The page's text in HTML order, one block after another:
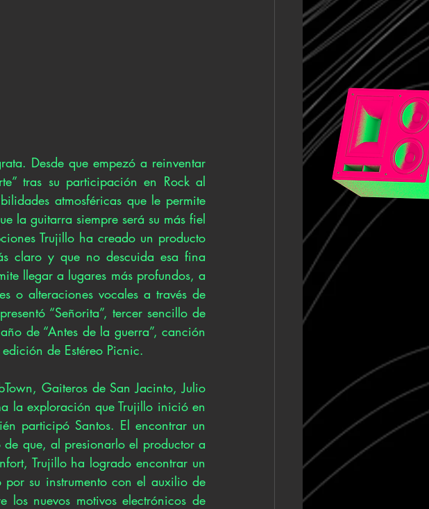
Desde que empezó a reinventar
tras su participación en Rock al
atmosféricas que le permite
la guitarra siempre será su más fiel
Trujillo ha creado un producto
claro y que no descuida esa fina
llegar a lugares más profundos, a
o alteraciones vocales a través de
“Señorita”, tercer sencillo de
de “Antes de la guerra”, canción
de Estéreo Picnic.
Gaiteros de San Jacinto, Julio
la exploración que Trujillo inició en
participó Santos. El encontrar un
que, al presionarlo el productor a
Trujillo ha logrado encontrar un
su instrumento con el auxilio de
los nuevos motivos electrónicos de